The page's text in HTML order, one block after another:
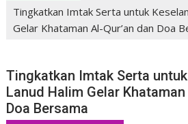
Tingkatkan Imtak Serta untuk
Gelar Khataman Al-Qur’an dan Doa
Tingkatkan Imtak Serta
Lanud Halim Gelar Khataman
Doa Bersama